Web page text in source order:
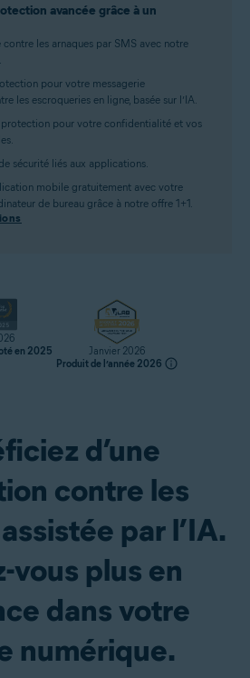
avancée grâce à un
les arnaques par SMS avec notre
pour votre messagerie
les escroqueries en ligne, basée sur l’IA.
pour votre confidentialité et vos
sécurité liés aux applications.
mobile gratuitement avec votre
de bureau grâce à notre offre 1+1.
en 2025
Janvier 2026
Produit de l’année 2026
d’une
contre les
par l’IA.
vous plus en
dans votre
numérique.